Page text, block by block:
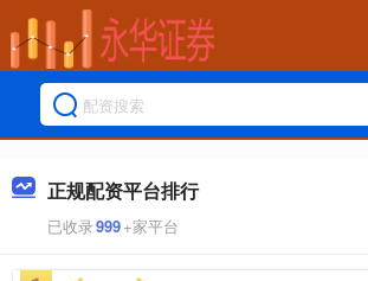
正规配资平台排行
已收录999+家平台